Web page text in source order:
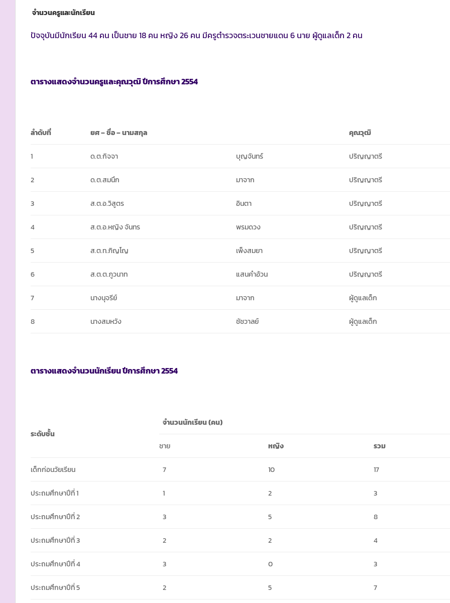
จำนวนครูและนักเรียน
ปัจจุบันมีนักเรียน 44 คน เป็นชาย 18 คน หญิง 26 คน มีครูตำรวจตระเวนชายแดน 6 นาย ผู้ดูแลเด็ก 2 คน
ตารางแสดงจำนวนครูและคุณวุฒิ ปีการศึกษา2554
ลำดับที่ ยศ– ชื่อ – นามสกุล คุณวุฒิ
1 ด.ต.กิจจา บุญจันทร์ ปริญญาตรี
2 ด.ต.สมนึก มาจาก ปริญญาตรี
3 ส.ต.อ.วิสูตร อินตา ปริญญาตรี
4 ส.ต.อ.หญิง จันทร พรมดวง ปริญญาตรี
5 ส.ต.ท.ภิญโญ เพ็งสมยา ปริญญาตรี
6 ส.ต.ต.ภูวนาท แสนคำอ้วน ปริญญาตรี
7 นางนุจรีย์ มาจาก ผู้ดูแลเด็ก
8 นางสมหวัง ชัชวาลย์ ผู้ดูแลเด็ก
ตารางแสดงจำนวนนักเรียน ปีการศึกษา2554
ระดับชั้น
จำนวนนักเรียน(คน)
ชาย หญิง รวม
เด็กก่อนวัยเรียน 7 10 17
ประถมศึกษาปีที่ 1 1 2 3
ประถมศึกษาปีที่ 2 3 5 8
ประถมศึกษาปีที่ 3 2 2 4
ประถมศึกษาปีที่ 4 3 0 3
ประถมศึกษาปีที่ 5 2 5 7